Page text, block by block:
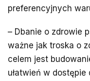
preferencyjnych
– Dbanie o zdrowie
ważne jak troska o
celem jest
ułatwień w